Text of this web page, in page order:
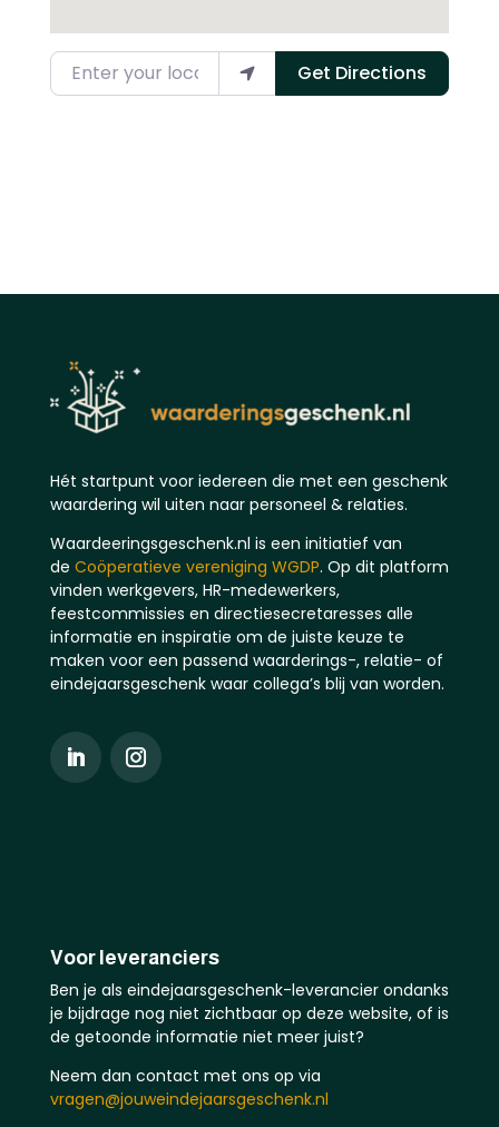
Enter your location Get Directions
Hét startpunt voor iedereen die met een geschenk
waardering wil uiten naar personeel & relaties.
Waardeeringsgeschenk.nl is een initiatief van
de Coöperatieve vereniging WGDP. Op dit platform
vinden werkgevers, HR-medewerkers,
feestcommissies en directiesecretaresses alle
informatie en inspiratie om de juiste keuze te
maken voor een passend waarderings-, relatie- of
eindejaarsgeschenk waar collega’s blij van worden.
Voor leveranciers
Ben je als eindejaarsgeschenk-leverancier ondanks
je bijdrage nog niet zichtbaar op deze website, of is
de getoonde informatie niet meer juist?
Neem dan contact met ons op via
vragen@jouweindejaarsgeschenk.nl